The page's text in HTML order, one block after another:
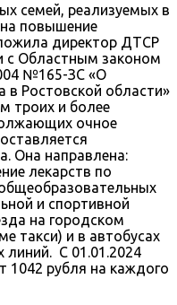
семей, реализуемых в
повышение
директор ДТСР
с Областным законом
№165-ЗС «О
в Ростовской области»
троих и более
очное
Она направлена:
лекарств по
и спортивной
на городском
такси) и в автобусах
линий. С 01.01.2024
1042 рубля на каждого